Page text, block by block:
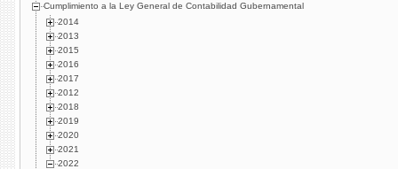
Cumplimiento a la Ley General de Contabilidad Gubernamental
2014
2013
2015
2016
2017
2012
2018
2019
2020
2021
2022